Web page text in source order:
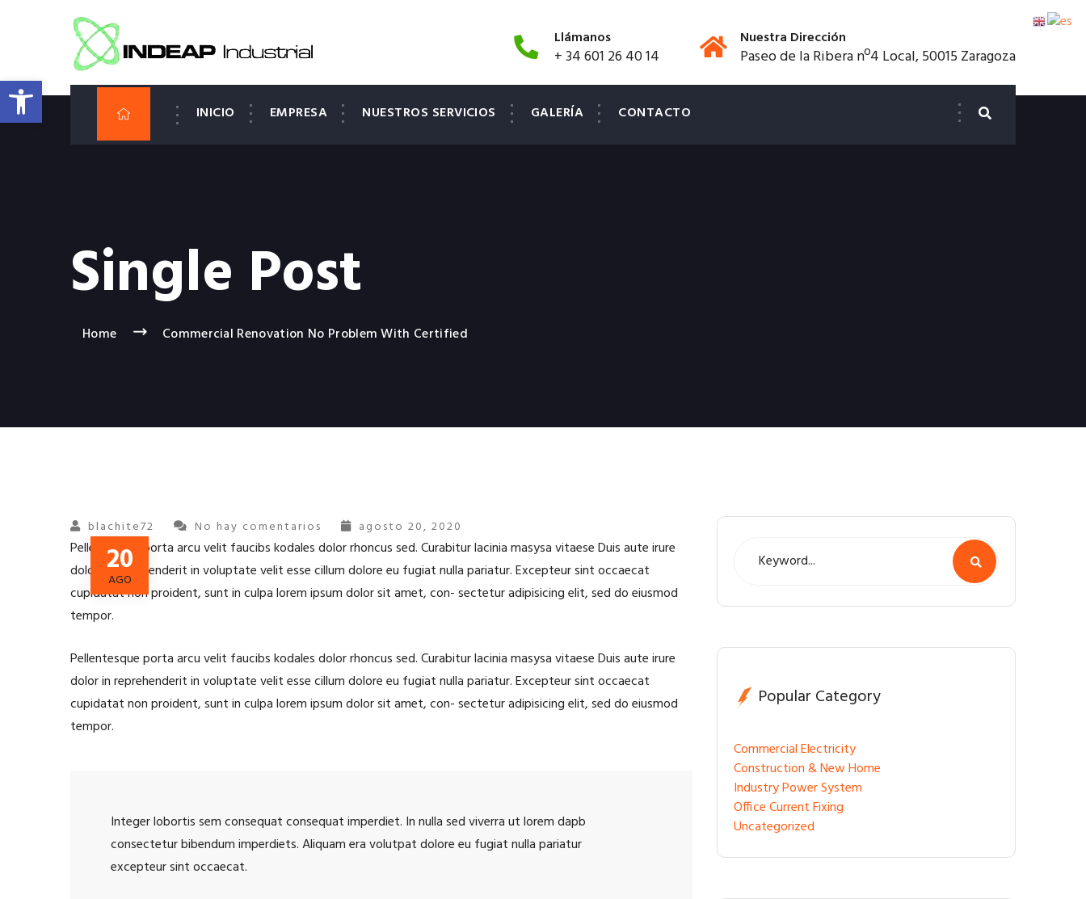
Abrir barra de herramientas
Llámanos
+ 34 601 26 40 14
Nuestra Dirección
Paseo de la Ribera nº4 Local, 50015 Zaragoza
INICIO EMPRESA NUESTROS SERVICIOS GALERÍA CONTACTO
Single Post
Home Commercial Renovation No Problem With Certified
Popular Category
Commercial Electricity
Construction & New Home
Industry Power System
Office Current Fixing
Uncategorized
20
AGO
blachite72 No hay comentarios agosto 20, 2020
Pellentesque porta arcu velit faucibs kodales dolor rhoncus sed. Curabitur lacinia masysa vitaese Duis aute irure
dolor in reprehenderit in voluptate velit esse cillum dolore eu fugiat nulla pariatur. Excepteur sint occaecat
cupidatat non proident, sunt in culpa lorem ipsum dolor sit amet, con- sectetur adipisicing elit, sed do eiusmod
tempor.
Pellentesque porta arcu velit faucibs kodales dolor rhoncus sed. Curabitur lacinia masysa vitaese Duis aute irure
dolor in reprehenderit in voluptate velit esse cillum dolore eu fugiat nulla pariatur. Excepteur sint occaecat
cupidatat non proident, sunt in culpa lorem ipsum dolor sit amet, con- sectetur adipisicing elit, sed do eiusmod
tempor.
Integer lobortis sem consequat consequat imperdiet. In nulla sed viverra ut lorem dapb
consectetur bibendum imperdiets. Aliquam era volutpat dolore eu fugiat nulla pariatur
excepteur sint occaecat.